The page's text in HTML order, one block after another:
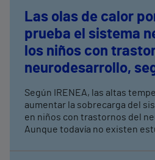
Las olas de calor
prueba el sistema
los niños con
neurodesarrollo,
pediátrica de Vithas
Según IRENEA, las altas
aumentar la sobrecarga del
en niños con trastornos del
Aunque todavía no existen